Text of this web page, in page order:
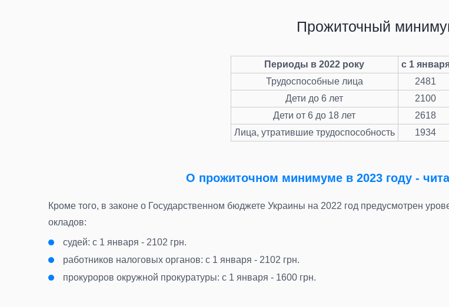
Прожиточный
Периоды в 2022 року с 1
Трудоспособные лица
2481
Дети до 6 лет
2100
Дети от 6 до 18 лет
2618
Лица, утратившие трудоспособность
1934
О прожиточном минимуме в 2023 году -
Кроме того, в законе о Государственном бюджете Украины на 2022 год предусмотрен
окладов:
судей: с 1 января - 2102 грн.
работников налоговых органов: с 1 января - 2102 грн.
прокуроров окружной прокуратуры: с 1 января - 1600 грн.